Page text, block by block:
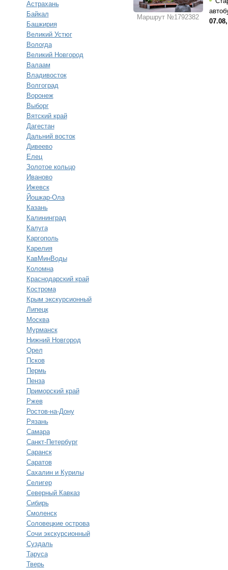
Астрахань
Байкал
Башкирия
Великий Устюг
Вологда
Великий Новгород
Валаам
Владивосток
Волгоград
Воронеж
Выборг
Вятский край
Дагестан
Дальний восток
Дивеево
Елец
Золотое кольцо
Иваново
Ижевск
Йошкар-Ола
Казань
Калининград
Калуга
Каргополь
Карелия
КавМинВоды
Коломна
Краснодарский край
Кострома
Крым экскурсионный
Липецк
Москва
Мурманск
Нижний Новгород
Орел
Псков
Пермь
Пенза
Приморский край
Ржев
Ростов-на-Дону
Рязань
Самара
Санкт-Петербург
Саранск
Саратов
Сахалин и Курилы
Селигер
Северный Кавказ
Сибирь
Смоленск
Соловецкие острова
Сочи экскурсионный
Суздаль
Таруса
Тверь
Маршрут №1792382